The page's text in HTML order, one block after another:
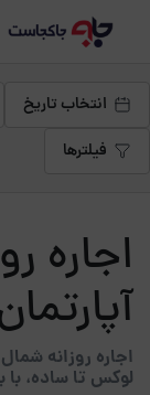
انتخاب تاریخ
فیلترها
اجاره
اجاره روزانه
لوکس تا ساده، با